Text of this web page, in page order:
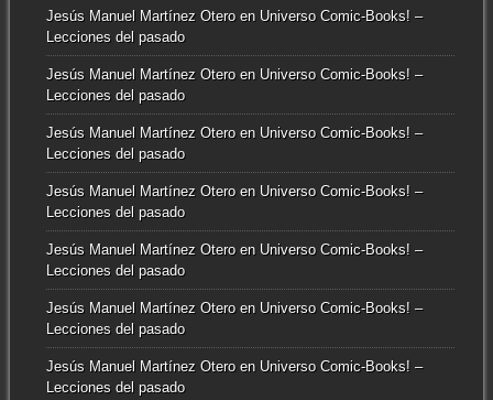
Jesús Manuel Martínez Oteroen Universo Comic-Books! –
Lecciones del pasado
Jesús Manuel Martínez Oteroen Universo Comic-Books! –
Lecciones del pasado
Jesús Manuel Martínez Oteroen Universo Comic-Books! –
Lecciones del pasado
Jesús Manuel Martínez Oteroen Universo Comic-Books! –
Lecciones del pasado
Jesús Manuel Martínez Oteroen Universo Comic-Books! –
Lecciones del pasado
Jesús Manuel Martínez Oteroen Universo Comic-Books! –
Lecciones del pasado
Jesús Manuel Martínez Oteroen Universo Comic-Books! –
Lecciones del pasado